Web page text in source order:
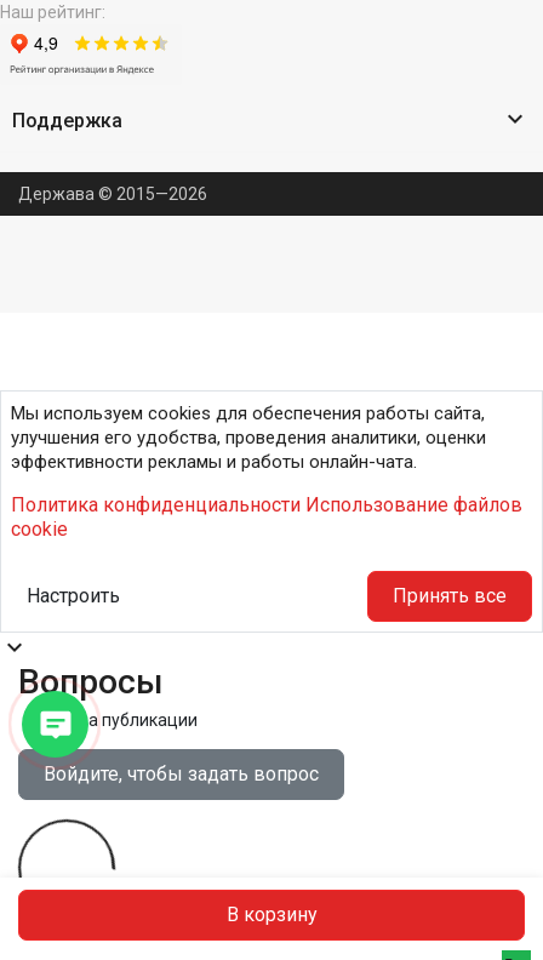
Наш рейтинг:
Поддержка 
Держава © 2015—2026
Мы используем cookies для обеспечения работы сайта,
улучшения его удобства, проведения аналитики, оценки
эффективности рекламы и работы онлайн-чата.
Политика конфиденциальности Использование файлов
cookie
Настроить Принять все
expand_more
Вопросы
Правила публикации
Войдите, чтобы задать вопрос
В корзину